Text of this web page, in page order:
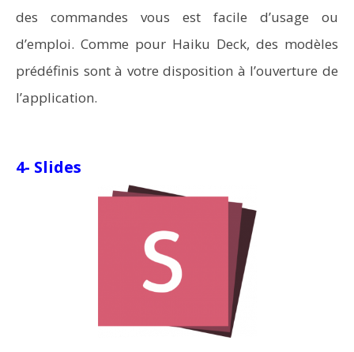
des commandes vous est facile d’usage ou
d’emploi. Comme pour Haiku Deck, des modèles
prédéfinis sont à votre disposition à l’ouverture de
l’application.
4- Slides